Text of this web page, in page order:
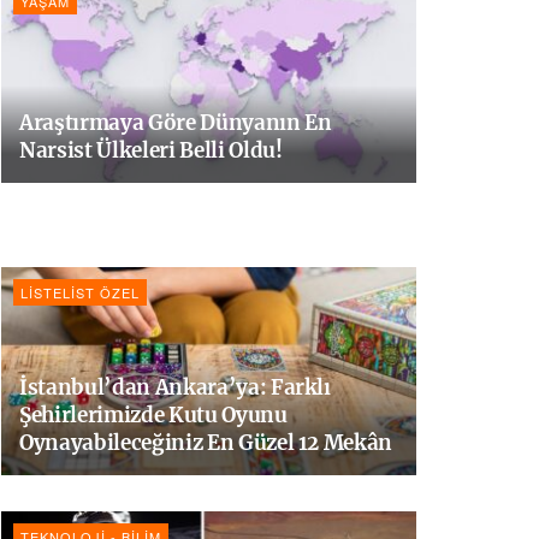
Araştırmaya Göre Dünyanın En
Narsist Ülkeleri Belli Oldu!
LISTELIST ÖZEL
İstanbul’dan Ankara’ya: Farklı
Şehirlerimizde Kutu Oyunu
Oynayabileceğiniz En Güzel 12 Mekân